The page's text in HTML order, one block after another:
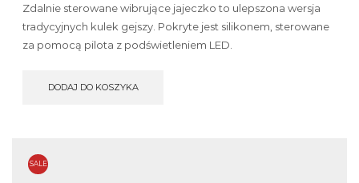
Zdalnie sterowane wibrujące jajeczko to ulepszona wersja
tradycyjnych kulek gejszy. Pokryte jest silikonem, sterowane
za pomocą pilota z podświetleniem LED.
DODAJ DO KOSZYKA
SALE